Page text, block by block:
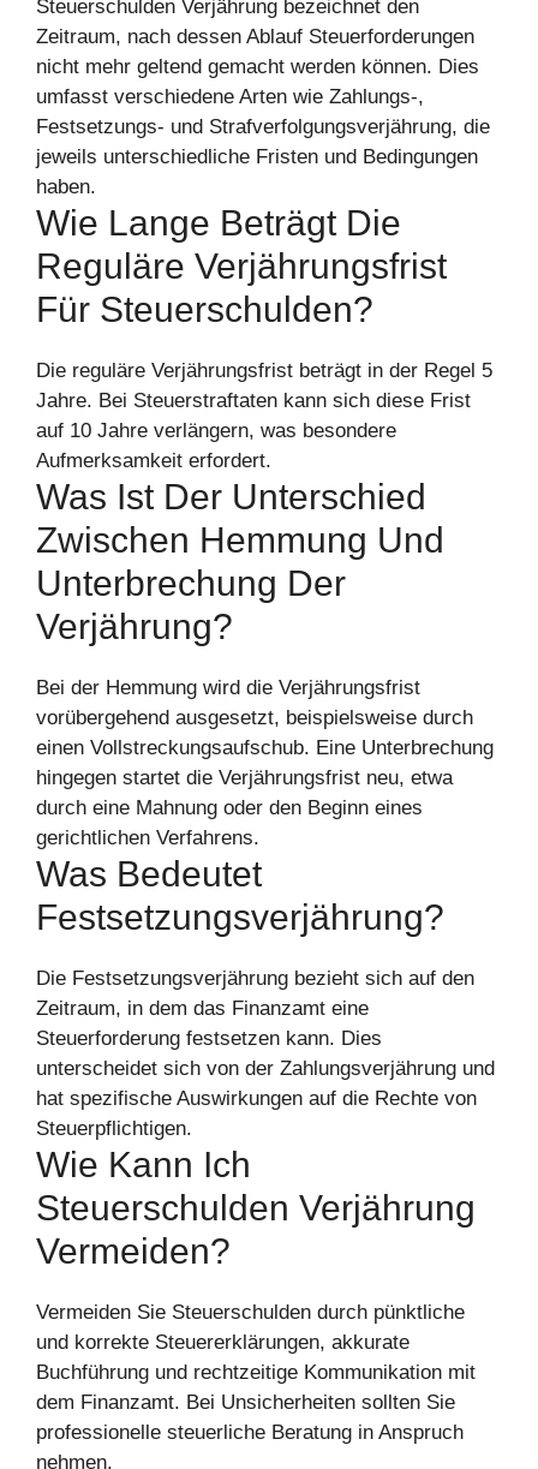
Steuerschulden Verjährung bezeichnet den
Zeitraum, nach dessen Ablauf Steuerforderungen
nicht mehr geltend gemacht werden können. Dies
umfasst verschiedene Arten wie Zahlungs-,
Festsetzungs- und Strafverfolgungsverjährung, die
jeweils unterschiedliche Fristen und Bedingungen
haben.
Wie Lange Beträgt Die
Reguläre Verjährungsfrist
Für Steuerschulden?
Die reguläre Verjährungsfrist beträgt in der Regel 5
Jahre. Bei Steuerstraftaten kann sich diese Frist
auf 10 Jahre verlängern, was besondere
Aufmerksamkeit erfordert.
Was Ist Der Unterschied
Zwischen Hemmung Und
Unterbrechung Der
Verjährung?
Bei der Hemmung wird die Verjährungsfrist
vorübergehend ausgesetzt, beispielsweise durch
einen Vollstreckungsaufschub. Eine Unterbrechung
hingegen startet die Verjährungsfrist neu, etwa
durch eine Mahnung oder den Beginn eines
gerichtlichen Verfahrens.
Was Bedeutet
Festsetzungsverjährung?
Die Festsetzungsverjährung bezieht sich auf den
Zeitraum, in dem das Finanzamt eine
Steuerforderung festsetzen kann. Dies
unterscheidet sich von der Zahlungsverjährung und
hat spezifische Auswirkungen auf die Rechte von
Steuerpflichtigen.
Wie Kann Ich
Steuerschulden Verjährung
Vermeiden?
Vermeiden Sie Steuerschulden durch pünktliche
und korrekte Steuererklärungen, akkurate
Buchführung und rechtzeitige Kommunikation mit
dem Finanzamt. Bei Unsicherheiten sollten Sie
professionelle steuerliche Beratung in Anspruch
nehmen.